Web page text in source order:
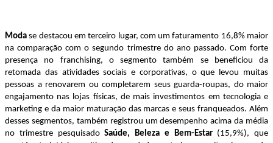
Moda se destacou em terceiro lugar, com um faturamento 16,8% maior
na comparação com o segundo trimestre do ano passado. Com forte
presença no franchising, o segmento também se beneficiou da
retomada das atividades sociais e corporativas, o que levou muitas
pessoas a renovarem ou completarem seus guarda-roupas, do maior
engajamento nas lojas físicas, de mais investimentos em tecnologia e
marketing e da maior maturação das marcas e seus franqueados. Além
desses segmentos, também registrou um desempenho acima da média
no trimestre pesquisadoSaúde, Beleza e Bem-Estar(15,9%), que